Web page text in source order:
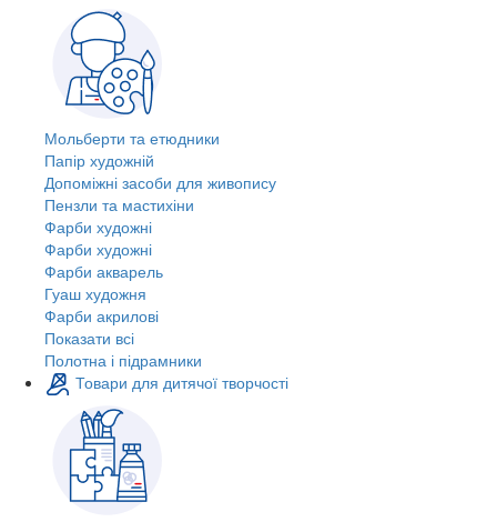
Мольберти та етюдники
Папір художній
Допоміжні засоби для живопису
Пензли та мастихіни
Фарби художні
Фарби художні
Фарби акварель
Гуаш художня
Фарби акрилові
Показати всі
Полотна і підрамники
Товари для дитячої творчості